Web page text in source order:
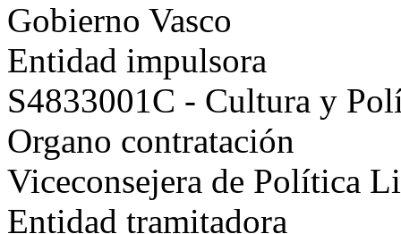
Gobierno Vasco
Entidad impulsora
S4833001C - Cultura y
Organo contratación
Viceconsejera de Política
Entidad tramitadora